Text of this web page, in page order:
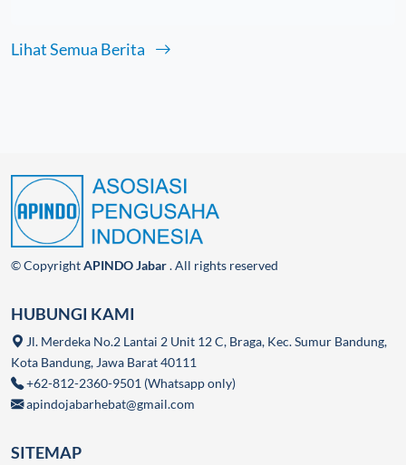
Lihat Semua Berita
© CopyrightAPINDO Jabar. All rights reserved
HUBUNGI KAMI
Jl. Merdeka No.2 Lantai 2 Unit 12 C, Braga, Kec. Sumur Bandung,
Kota Bandung, Jawa Barat 40111
+62-812-2360-9501 (Whatsapp only)
apindojabarhebat@gmail.com
SITEMAP